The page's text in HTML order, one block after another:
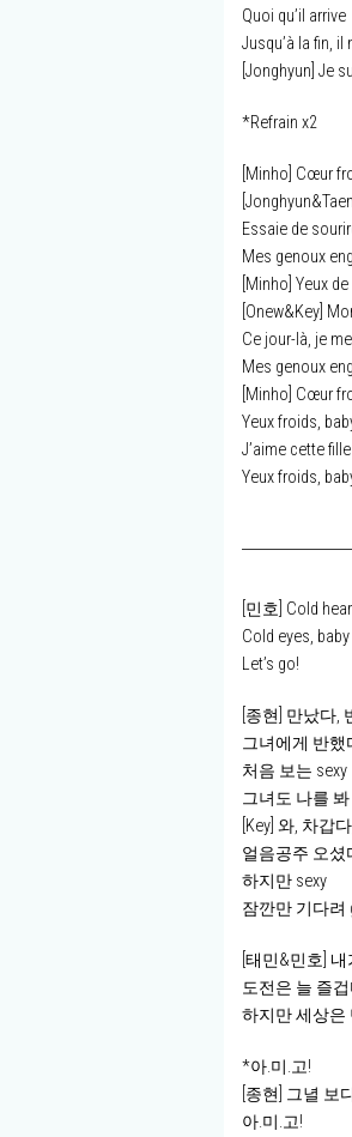
Quoi qu’il arrive
Jusqu’à la fin, il
[Jonghyun] Je
*Refrain x2
[Minho] Cœur
Essaie de
Mes genoux
[Minho] Yeux
[Onew&Key]
Ce jour-là, je
Mes genoux
[Minho] Cœur
Yeux froids,
J’aime cette fille
Yeux froids,
[민호] Cold
Cold eyes, baby
Let’s go!
[종현] 만났다,
그녀에게 반했
처음 보는 sexy
그녀도 나를 봐
[Key] 와, 차갑
얼음공주 오셨
하지만 sexy
잠깐만 기다려
[태민&민호]
도전은 늘 즐
하지만 세상은
*아.미.고!
[종현] 그녈 보
아.미.고!